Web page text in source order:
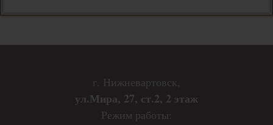
г. Нижневартовск,
ул.Мира, 27, ст.2, 2 этаж
Режим работы: